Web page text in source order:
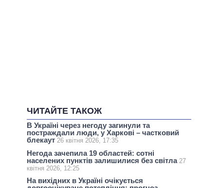
ЧИТАЙТЕ ТАКОЖ
В Україні через негоду загинули та
постраждали люди, у Харкові – частковий
блекаут 26 квітня 2026, 17:35
Негода зачепила 19 областей: сотні
населених пунктів залишилися без світла 27
квітня 2026, 12:25
На вихідних в Україні очікується